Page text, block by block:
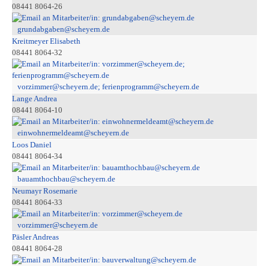
08441 8064-26
grundabgaben@scheyern.de
Kreitmeyer Elisabeth
08441 8064-32
vorzimmer@scheyern.de; ferienprogramm@scheyern.de
Lange Andrea
08441 8064-10
einwohnermeldeamt@scheyern.de
Loos Daniel
08441 8064-34
bauamthochbau@scheyern.de
Neumayr Rosemarie
08441 8064-33
vorzimmer@scheyern.de
Päsler Andreas
08441 8064-28